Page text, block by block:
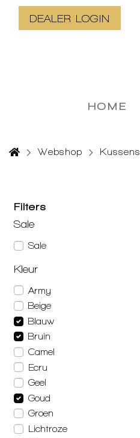
DEALER LOGIN
HOME
Webshop Kussens
Filters
Sale
Sale
Kleur
Army
Beige
Blauw
Bruin
Camel
Ecru
Geel
Goud
Groen
Lichtroze